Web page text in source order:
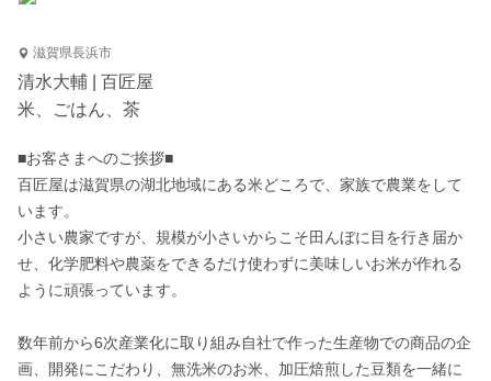
滋賀県長浜市
清水大輔 | 百匠屋
米、ごはん、茶
■お客さまへのご挨拶■
百匠屋は滋賀県の湖北地域にある米どころで、家族で農業をして
います。
小さい農家ですが、規模が小さいからこそ田んぼに目を行き届か
せ、化学肥料や農薬をできるだけ使わずに美味しいお米が作れる
ように頑張っています。
数年前から6次産業化に取り組み自社で作った生産物での商品の企
画、開発にこだわり、無洗米のお米、加圧焙煎した豆類を一緒に